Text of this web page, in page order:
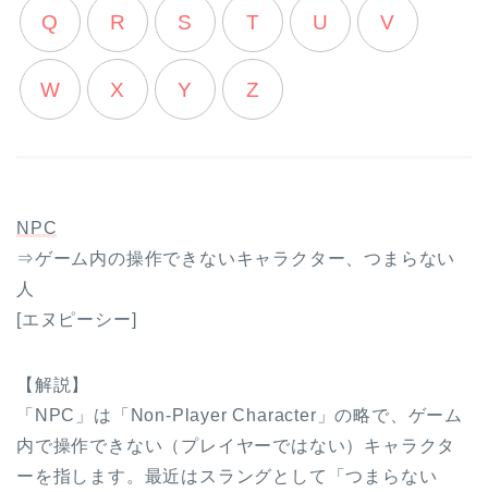
Q R S T U V
W X Y Z
NPC
⇒ゲーム内の操作できないキャラクター、つまらない
人
[エヌピーシー]
【解説】
「NPC」は「Non-Player Character」の略で、ゲーム
内で操作できない（プレイヤーではない）キャラクタ
ーを指します。最近はスラングとして「つまらない